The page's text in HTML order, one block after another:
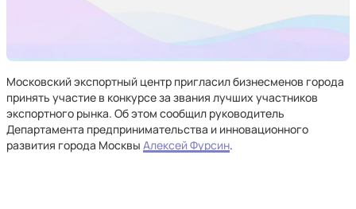
Московский экспортный центр пригласил бизнесменов города
принять участие в конкурсе за звания лучших участников
экспортного рынка. Об этом сообщил руководитель
Департамента предпринимательства и инновационного
развития города Москвы Алексей Фурсин.